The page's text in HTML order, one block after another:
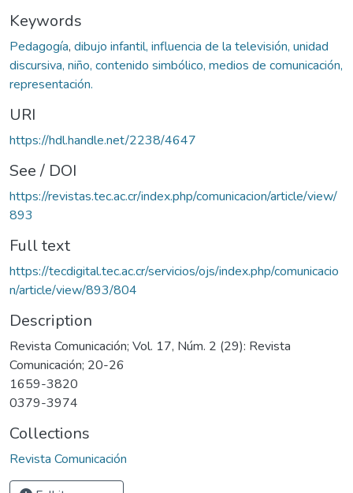
Keywords
Pedagogía, dibujo infantil, influencia de la televisión, unidad
discursiva, niño, contenido simbólico, medios de comunicación,
representación.
URI
https://hdl.handle.net/2238/4647
See / DOI
https://revistas.tec.ac.cr/index.php/comunicacion/article/view/
893
Full text
https://tecdigital.tec.ac.cr/servicios/ojs/index.php/comunicacio
n/article/view/893/804
Description
Revista Comunicación; Vol. 17, Núm. 2 (29): Revista
Comunicación; 20-26
1659-3820
0379-3974
Collections
Revista Comunicación